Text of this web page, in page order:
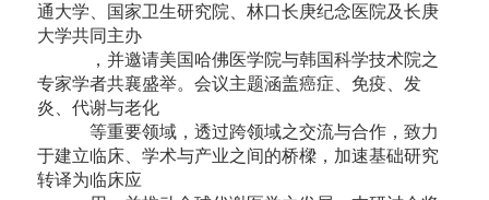
通大学、国家卫生研究院、林口长庚纪念医院及长庚
大学共同主办
，并邀请美国哈佛医学院与韩国科学技术院之
专家学者共襄盛举。会议主题涵盖癌症、免疫、发
炎、代谢与老化
等重要领域，透过跨领域之交流与合作，致力
于建立临床、学术与产业之间的桥樑，加速基础研究
转译为临床应